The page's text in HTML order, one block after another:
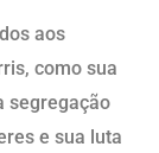
aos
como sua
segregação
e sua luta